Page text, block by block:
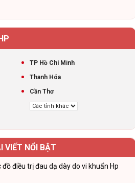
TP Hồ Chí Minh
Thanh Hóa
Cần Thơ
VIẾT NỔI BẬT
đồ điều trị đau dạ dày do vi khuẩn Hp